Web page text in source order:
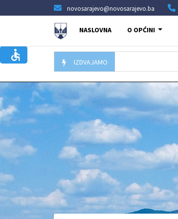
novosarajevo@novosarajevo.ba
NASLOVNA O OPĆINI
IZDVAJAMO